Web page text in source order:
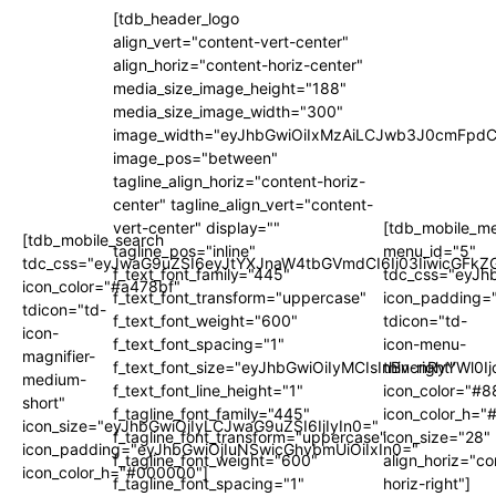
[tdb_mobile_search
icon_color="#a478bf"
tdicon="td-
icon-
magnifier-
medium-
short"
icon_size="eyJhbGwiOjIyLCJwaG9uZSI6IjIyIn0="
icon_padding="eyJhbGwiOjIuNSwicGhvbmUiOiIxIn0="
icon_color_h="#000000"]
[tdb_header_logo
align_vert="content-vert-center"
align_horiz="content-horiz-center"
media_size_image_height="188"
media_size_image_width="300"
image_pos="between"
tagline_align_horiz="content-horiz-
center" tagline_align_vert="content-
vert-center" display=""
tagline_pos="inline"
f_text_font_family="445"
f_text_font_transform="uppercase"
f_text_font_weight="600"
f_text_font_spacing="1"
f_text_font_line_height="1"
f_tagline_font_family="445"
f_tagline_font_transform="uppercase"
f_tagline_font_weight="600"
f_tagline_font_spacing="1"
menu_id="5"
tdicon="td-
icon-menu-
thin-right"
icon_size="28"
horiz-right"]